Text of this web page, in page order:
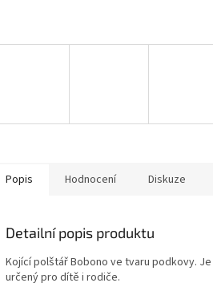
Popis Hodnocení Diskuze
Detailní popis produktu
Kojící polštář Bobono ve tvaru podkovy.
určený pro dítě i rodiče.